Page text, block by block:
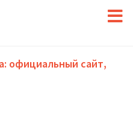
официальный сайт,